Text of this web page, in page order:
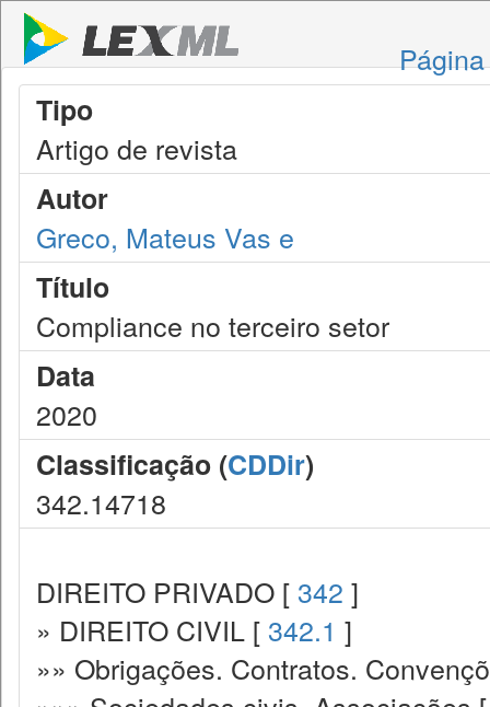
Tipo
Artigo de revista
Autor
Greco, Mateus Vas e
Título
Compliance no terceiro setor
Data
2020
Classificação (CDDir)
342.14718
DIREITO PRIVADO [ 342 ]
» DIREITO CIVIL [ 342.1 ]
»» Obrigações. Contratos.